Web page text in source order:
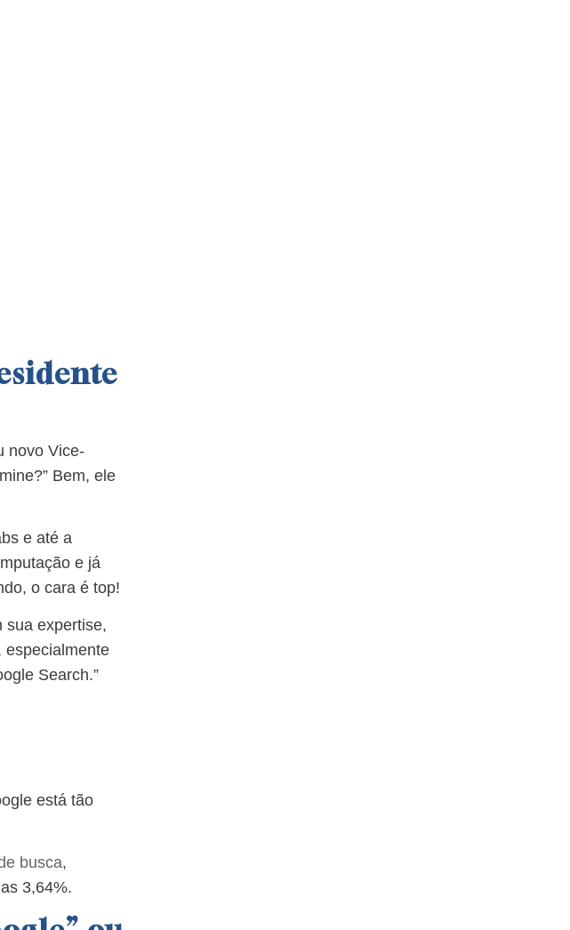
novo Vice-
Bem, ele
e até a
e já
o cara é top!
sua expertise,
especialmente
Search.”
está tão
busca,
3,64%.